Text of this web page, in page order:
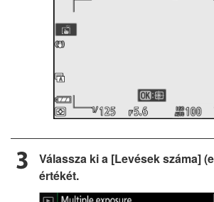
Válassza ki a [Levések száma]
értékét.